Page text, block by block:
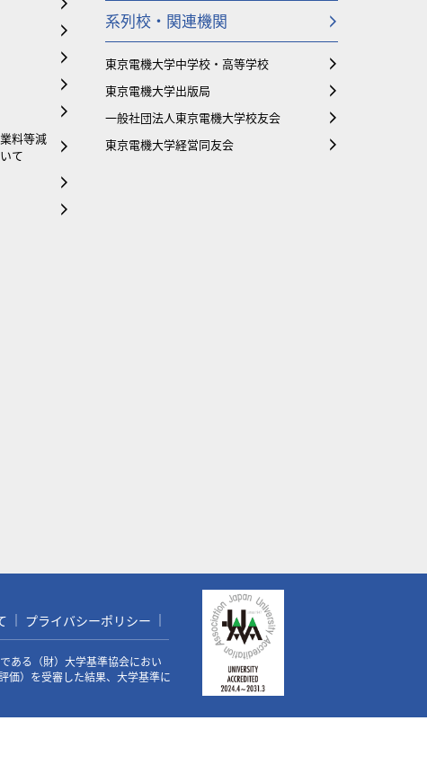
料等減
て
系列校・関連機関
東京電機大学中学校・高等学校
東京電機大学出版局
一般社団法人東京電機大学校友会
東京電機大学経営同友会
プライバシーポリシー
ある（財）大学基準協会におい
価）を受審した結果、大学基準に